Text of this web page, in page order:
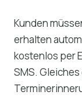
Kunden
erhalten
kostenlos per
SMS.